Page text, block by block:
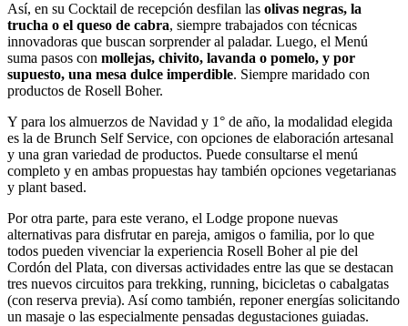
Así, en su Cocktail de recepción desfilan las olivas negras, la
trucha o el queso de cabra, siempre trabajados con técnicas
innovadoras que buscan sorprender al paladar. Luego, el Menú
suma pasos con mollejas, chivito, lavanda o pomelo, y por
supuesto, una mesa dulce imperdible. Siempre maridado con
productos de Rosell Boher.
Y para los almuerzos de Navidad y 1° de año, la modalidad elegida
es la de Brunch Self Service, con opciones de elaboración artesanal
y una gran variedad de productos. Puede consultarse el menú
completo y en ambas propuestas hay también opciones vegetarianas
y plant based.
Por otra parte, para este verano, el Lodge propone nuevas
alternativas para disfrutar en pareja, amigos o familia, por lo que
todos pueden vivenciar la experiencia Rosell Boher al pie del
Cordón del Plata, con diversas actividades entre las que se destacan
tres nuevos circuitos para trekking, running, bicicletas o cabalgatas
(con reserva previa). Así como también, reponer energías solicitando
un masaje o las especialmente pensadas degustaciones guiadas.